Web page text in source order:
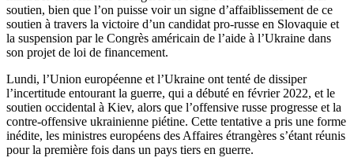
soutien, bien que l’on puisse voir un signe d’affaiblissement de ce
soutien à travers la victoire d’un candidat pro-russe en Slovaquie et
la suspension par le Congrès américain de l’aide à l’Ukraine dans
son projet de loi de financement.
Lundi, l’Union européenne et l’Ukraine ont tenté de dissiper
l’incertitude entourant la guerre, qui a débuté en février 2022, et le
soutien occidental à Kiev, alors que l’offensive russe progresse et la
contre-offensive ukrainienne piétine. Cette tentative a pris une forme
inédite, les ministres européens des Affaires étrangères s’étant réunis
pour la première fois dans un pays tiers en guerre.